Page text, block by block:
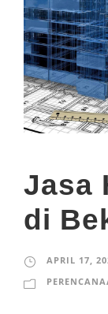
Jasa
di
APRIL 17,